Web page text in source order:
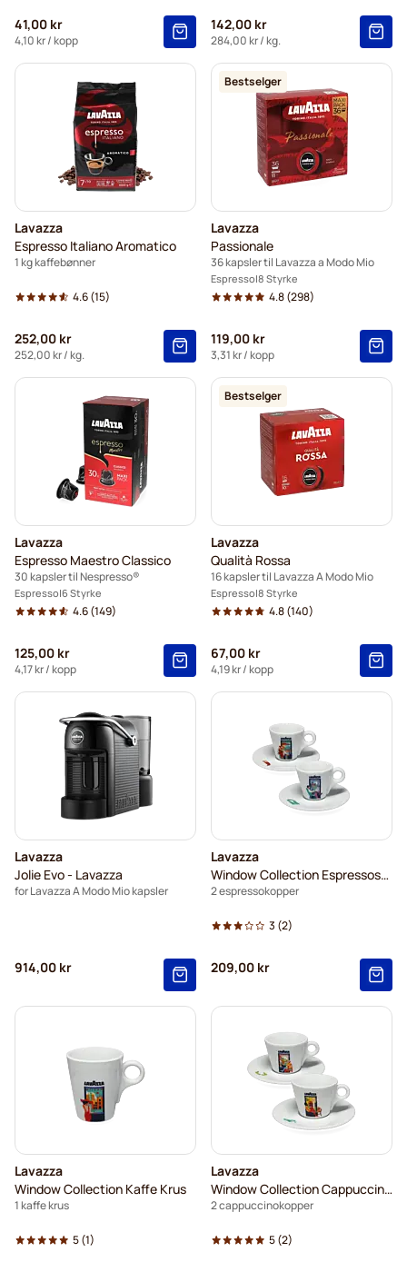
41,00 kr
4,10 kr/ kopp
142,00 kr
284,00 kr/ kg.
Lavazza
Espresso Italiano Aromatico
1 kg kaffebønner
4.6(15)
252,00 kr
252,00 kr/ kg.
Bestselger
Lavazza
Passionale
36 kapsler til Lavazza a Modo Mio
Espresso 8 Styrke
4.8(298)
119,00 kr
3,31 kr/ kopp
Lavazza
Espresso Maestro Classico
30 kapsler til Nespresso®
Espresso 6 Styrke
4.6(149)
125,00 kr
4,17 kr/ kopp
Bestselger
Lavazza
Qualità Rossa
16 kapsler til Lavazza A Modo Mio
Espresso 8 Styrke
4.8(140)
67,00 kr
4,19 kr/ kopp
Lavazza
Jolie Evo - Lavazza
for Lavazza A Modo Mio kapsler
914,00 kr
Lavazza
Window Collection Espressosett
2 espressokopper
3 (2)
209,00 kr
Lavazza
Window Collection Kaffe Krus
1 kaffe krus
5(1)
Lavazza
Window Collection Cappuccinosett
2 cappuccinokopper
5(2)